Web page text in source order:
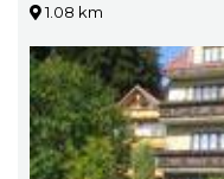
1.08 km